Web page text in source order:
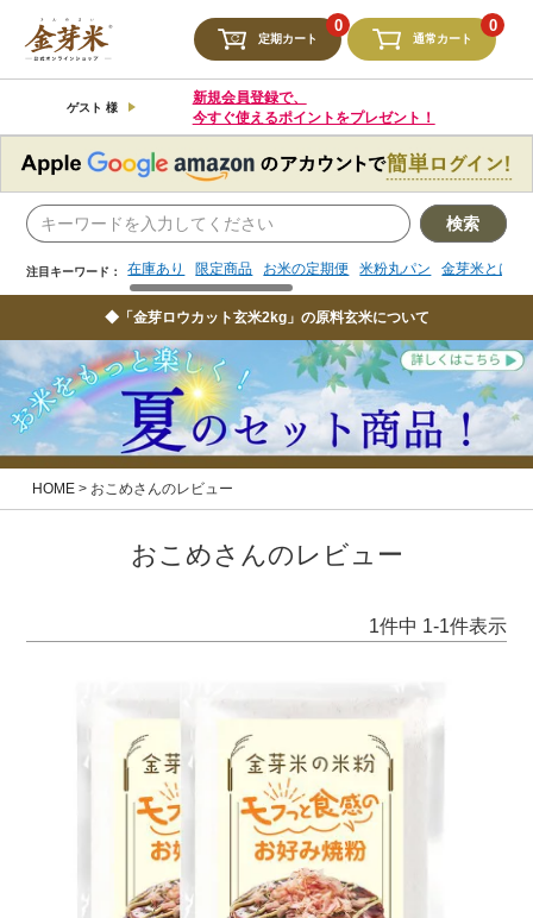
定期カート
0
通常カート
0
ゲスト 様
新規会員登録で、
今すぐ使えるポイントをプレゼント！
検索
注目キーワード： 在庫あり 限定商品 お米の定期便 米粉丸パン 金芽米とは
注目キーワード： 限定商品 お米の定期便 米粉丸パン 金芽米とは
◆「金芽ロウカット玄米2kg」の原料玄米について
HOME おこめさんのレビュー
おこめさんのレビュー
1件中 1-1件表示